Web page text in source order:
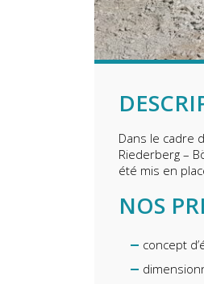
Dans le cadre
Riederberg –
été mis en
NOS
concept